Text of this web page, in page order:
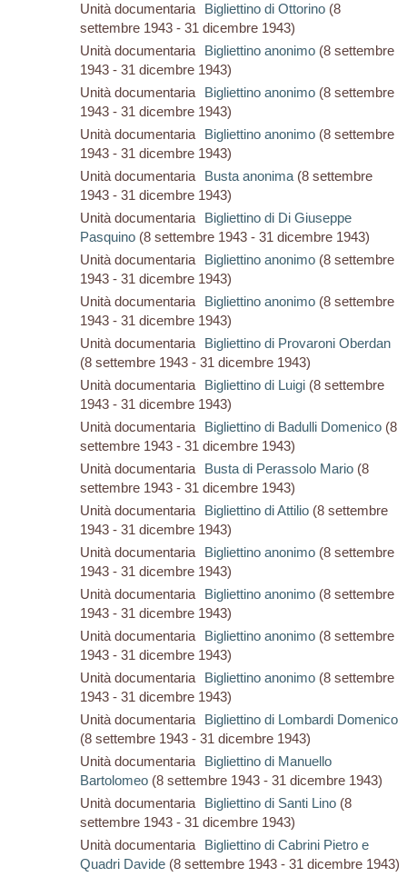
Unità documentaria
Bigliettino di Ottorino(8
settembre 1943 - 31 dicembre 1943)
Unità documentaria
Bigliettino anonimo (8 settembre
1943 - 31 dicembre 1943)
Unità documentaria
Bigliettino anonimo (8 settembre
1943 - 31 dicembre 1943)
Unità documentaria
Bigliettino anonimo (8 settembre
1943 - 31 dicembre 1943)
Unità documentaria
Busta anonima(8 settembre
1943 - 31 dicembre 1943)
Unità documentaria
Bigliettino di Di Giuseppe
Pasquino(8 settembre 1943 - 31 dicembre 1943)
Unità documentaria
Bigliettino anonimo (8 settembre
1943 - 31 dicembre 1943)
Unità documentaria
Bigliettino anonimo (8 settembre
1943 - 31 dicembre 1943)
Unità documentaria
Bigliettino di Provaroni Oberdan
(8 settembre 1943 - 31 dicembre 1943)
Unità documentaria
Bigliettino di Luigi(8 settembre
1943 - 31 dicembre 1943)
Unità documentaria
Bigliettino di Badulli Domenico(8
settembre 1943 - 31 dicembre 1943)
Unità documentaria
Busta di Perassolo Mario(8
settembre 1943 - 31 dicembre 1943)
Unità documentaria
Bigliettino di Attilio(8 settembre
1943 - 31 dicembre 1943)
Unità documentaria
Bigliettino anonimo (8 settembre
1943 - 31 dicembre 1943)
Unità documentaria
Bigliettino anonimo (8 settembre
1943 - 31 dicembre 1943)
Unità documentaria
Bigliettino anonimo (8 settembre
1943 - 31 dicembre 1943)
Unità documentaria
Bigliettino anonimo (8 settembre
1943 - 31 dicembre 1943)
Unità documentaria
Bigliettino di Lombardi Domenico
(8 settembre 1943 - 31 dicembre 1943)
Unità documentaria
Bigliettino di Manuello
Bartolomeo(8 settembre 1943 - 31 dicembre 1943)
Unità documentaria
Bigliettino di Santi Lino(8
settembre 1943 - 31 dicembre 1943)
Unità documentaria
Bigliettino di Cabrini Pietro e
Quadri Davide(8 settembre 1943 - 31 dicembre 1943)